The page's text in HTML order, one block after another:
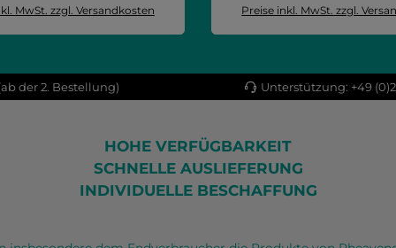
premium V+ LUCE
MwSt. zzgl. Versandkosten
den Warenkorb
8 60 XM PB XS Grande
Preise inkl. MwSt. zzgl.
In den
der 2. Bestellung) Unterstützung: +49
HOHE VERFÜGBARKEIT
SCHNELLE AUSLIEFERUNG
INDIVIDUELLE BESCHAFFUNG